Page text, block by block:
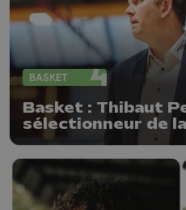
BASKET
Basket : Thibaut
sélectionneur de
(messieurs)